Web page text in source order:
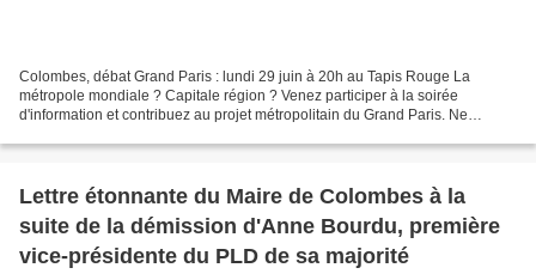
Colombes, débat Grand Paris : lundi 29 juin à 20h au Tapis Rouge La
métropole mondiale ? Capitale région ? Venez participer à la soirée
d'information et contribuez au projet métropolitain du Grand Paris. Ne
Lettre étonnante du Maire de Colombes à la
suite de la démission d'Anne Bourdu, première
vice-présidente du PLD de sa majorité